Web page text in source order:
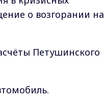
о возгорании на
Петушинского